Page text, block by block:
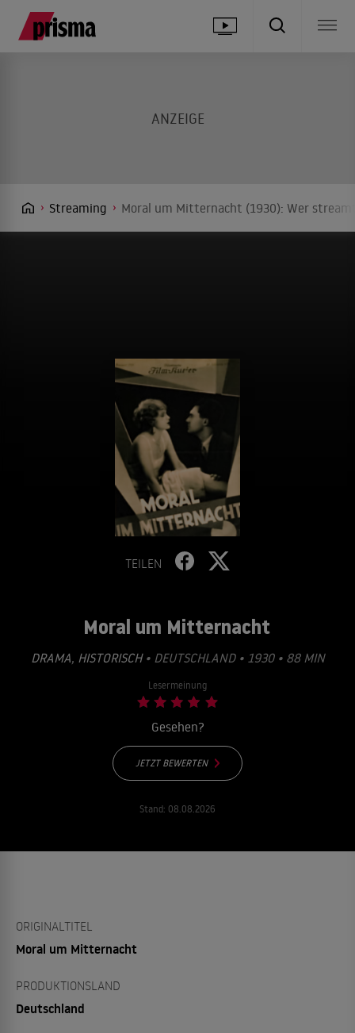
Streaming Moral um Mitternacht (1930): Wer
TEILEN
Moral um Mitternacht
DRAMA, HISTORISCH• DEUTSCHLAND • 1930 • 88 MIN
Lesermeinung
Gesehen?
JETZT BEWERTEN
Stand: 08.08.2026
ORIGINALTITEL
Moral um Mitternacht
PRODUKTIONSLAND
Deutschland